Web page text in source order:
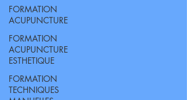
FORMATION
ACUPUNCTURE
FORMATION
ACUPUNCTURE
ESTHETIQUE
FORMATION
TECHNIQUES